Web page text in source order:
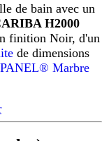
de bain avec un
H2000
finition Noir, d'un
de dimensions
Marbre